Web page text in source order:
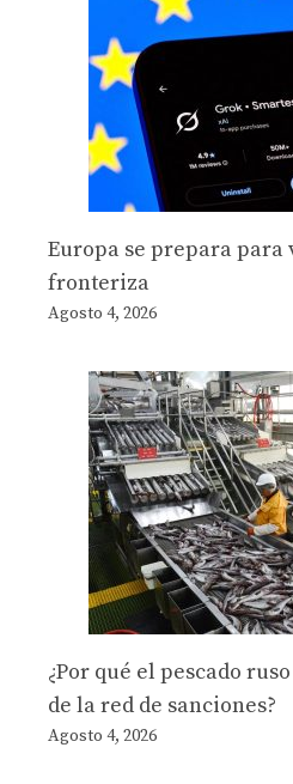
Europa se prepara
fronteriza
Agosto 4, 2026
¿Por qué el pescado
de la red de sanciones?
Agosto 4, 2026